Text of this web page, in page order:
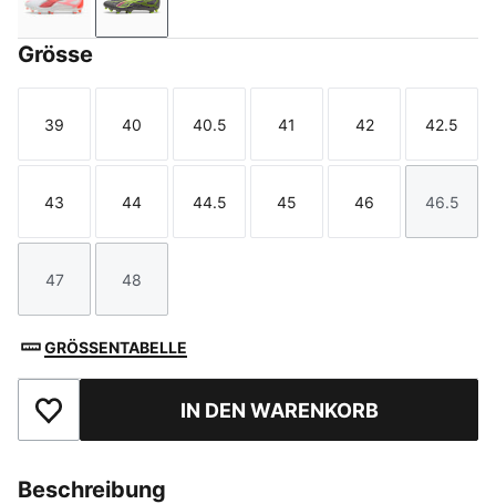
PUMA White-PUMA Black-Glowing Red
Matte Aged Silver-Yellow Alert-Sun Struck
Grösse
Größe
39
Größe
40
Größe
40.5
Größe
41
Größe
42
Größe
42.5
Größe
43
Größe
44
Größe
44.5
Größe
45
Größe
46
Größe
46.5
Größe
47
Größe
48
GRÖSSENTABELLE
Zu Favoriten hinzufügenIN DEN WARENKORB
Beschreibung